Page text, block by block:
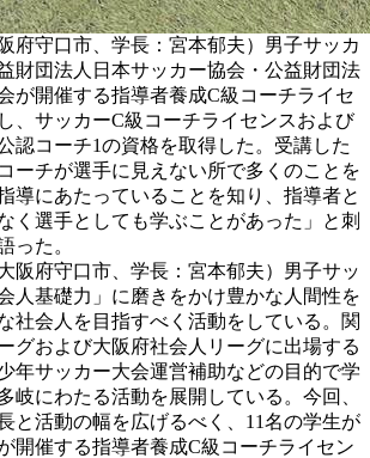
府守口市、学長：宮本郁夫）男子サッカ
財団法人日本サッカー協会・公益財団法
が開催する指導者養成C級コーチライセ
、サッカーC級コーチライセンスおよび
認コーチ1の資格を取得した。受講した
ーチが選手に見えない所で多くのことを
導にあたっていることを知り、指導者と
く選手としても学ぶことがあった」と刺
った。
阪府守口市、学長：宮本郁夫）男子サッ
人基礎力」に磨きをかけ豊かな人間性を
社会人を目指すべく活動をしている。関
グおよび大阪府社会人リーグに出場する
年サッカー大会運営補助などの目的で学
岐にわたる活動を展開している。今回、
と活動の幅を広げるべく、11名の学生が
開催する指導者養成C級コーチライセン